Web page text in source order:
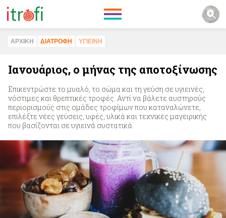
ΑΡΧΙΚΗ ΔΙΑΤΡΟΦΗ ΥΓΙΕΙΝΗ
Ιανουάριος, ο μήνας της αποτοξίνωσης
Επικεντρώστε το μυαλό, το σώμα και τη γεύση σε υγιεινές,
νόστιμες και θρεπτικές τροφές. Αντί να βάλετε αυστηρούς
περιορισμούς στις ομάδες τροφίμων που καταναλώνετε,
επιλέξτε νέες γεύσεις, υφές, υλικά και τεχνικές μαγειρικής
που βασίζονται σε υγιεινά συστατικά.